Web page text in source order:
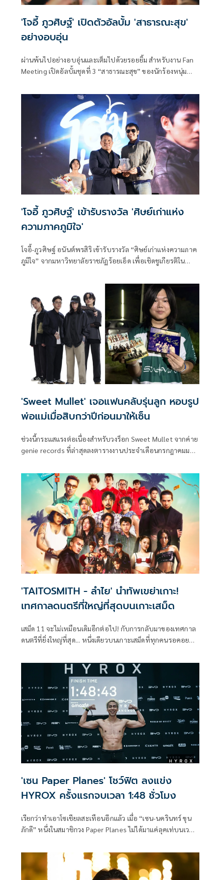
'โจอี้ ภูวศิษฐ์' เปิดตัวอัลบั้ม 'สาธารณะสุข'
อย่างอบอุ่น
ผ่านพ้นไปอย่างอบอุ่นและเต็มไปด้วยรอยยิ้ม สำหรับงาน Fan
Meeting เปิดอัลบั้มชุดที่ 3 “สาธารณะสุข” ของนักร้องหนุ่ม
genie records
'โจอี้ ภูวศิษฐ์' เข้ารับรางวัล 'ศิษย์เก่าแห่ง
ความภาคภูมิใจ'
โจอี้-ภูวศิษฐ์ อนันต์พรสิริ เข้ารับรางวัล “ศิษย์เก่าแห่งความภาค
ภูมิใจ” จากมหาวิทยาลัยราชภัฏร้อยเอ็ด เพื่อเชิดชูเกียรติใน
ภายในงานคอนเสิร์ตการกุศล “โฮม to Home” ซึ่งจัดขึ้นเมื่อวัน
ก่อน ณ โรงแรมเพชรรัตน์ การ์เด้นท์ จังหวัดร้อยเอ็ด
'Sweet Mullet' เจอแฟนคลับรุ่นลูก หอบรูป
พ่อแม่เมื่อสิบกว่าปีก่อนมาให้เซ็น
ช่วงนี้กระแสแรงต่อเนื่องสำหรับวงร็อก Sweet Mullet จากค่าย
genie records ที่ล่าสุดลงตารางงานประจำเดือนกรกฎาคมมา
พร้อมปักหมุดไปเจอกันตามงานต่าง ๆ ตลอดทั้งเดือน
'TAITOSMITH - ลำไย' นำทัพเขย่าเกาะ!
เทศกาลดนตรีที่ใหญ่ที่สุดบนเกาะเสม็ด
เสม็ด 11 จะไม่เหมือนเดิมอีกต่อไป! กับการกลับมาของเทศกาล
ดนตรีที่ยิ่งใหญ่ที่สุด... หนึ่งเดียวบนเกาะเสม็ดที่ทุกคนรอคอย
นี้ได้ยกทั้งเกาะให้กลายเป็น Beach Festival เต็มรูปแบบ ที่พา
ทุกคน ร้อง เล่น เต้นบนน้ำ
'เซน Paper Planes' โชว์ฟิต ลงแข่ง
HYROX ครั้งแรกจบเวลา 1:48 ชั่วโมง
เรียกว่าทำเอาโซเชียลสะเทือนอีกแล้ว เมื่อ “เซน-นครินทร์ ขุน
ภักดี” หนึ่งในสมาชิกวง Paper Planes ไม่ได้มาแค่ลุคเท่บนเวที
(ไฮร็อกซ์) กีฬาฟิตเนสระดับโลกที่กำลังมาแรง ซึ่งเป็นการ
แข่งขันที่รวมทั้งการวิ่ง (Running) และการฝึกความแข็งแรงแบบ
Functional Training ไว้ในสนามเดียว